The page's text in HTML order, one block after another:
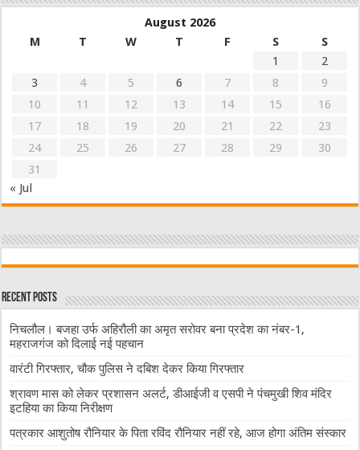
August 2026
M
T W T F S
S
1
2
3
4 5 6 7 8
9
10
11 12 13 14 15
16
17
18 19 20 21 22
23
24
25 26 27 28 29
30
31
« Jul
Recent Posts
निचलौल। बजहा उर्फ अहिरौली का अमृत सरोवर बना प्रदेश का नंबर-1,
महराजगंज को दिलाई नई पहचान
वारंटी गिरफ्तार, चौक पुलिस ने दबिश देकर किया गिरफ्तार
श्रावण मास को लेकर प्रशासन अलर्ट, डीआईजी व एसपी ने पंचमुखी शिव मंदिर
इटहिया का किया निरीक्षण
पत्रकार आशुतोष रौनियार के पिता रविंद रौनियार नहीं रहे, आज होगा अंतिम संस्कार